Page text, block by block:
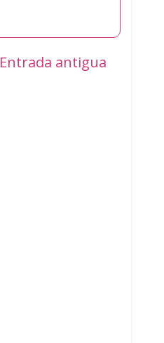
Entrada antigua